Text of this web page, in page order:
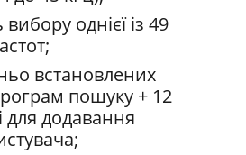
однієї із 49
встановлених
пошуку + 12
для додавання